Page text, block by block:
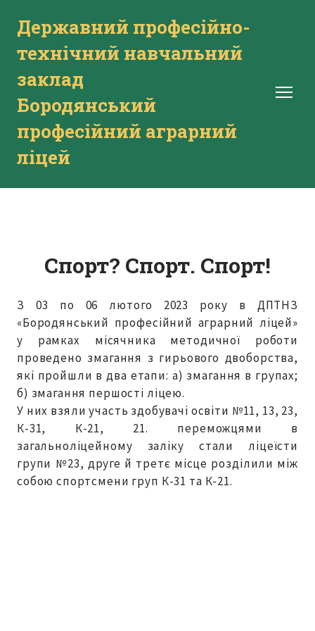
Державний професійно-
технічний навчальний
заклад
Бородянський
професійний аграрний
ліцей
Спорт? Спорт. Спорт!
З 03 по 06 лютого 2023 року в ДПТНЗ
«Бородянський професійний аграрний ліцей»
у рамках місячника методичної роботи
проведено змагання з гирьового двоборства,
які пройшли в два етапи: а) змагання в групах;
б) змагання першості ліцею.
У них взяли участь здобувачі освіти №11, 13, 23,
К-31, К-21, 21. переможцями в
загальноліцейному заліку стали ліцеїсти
групи №23, друге й третє місце розділили між
собою спортсмени груп К-31 та К-21.